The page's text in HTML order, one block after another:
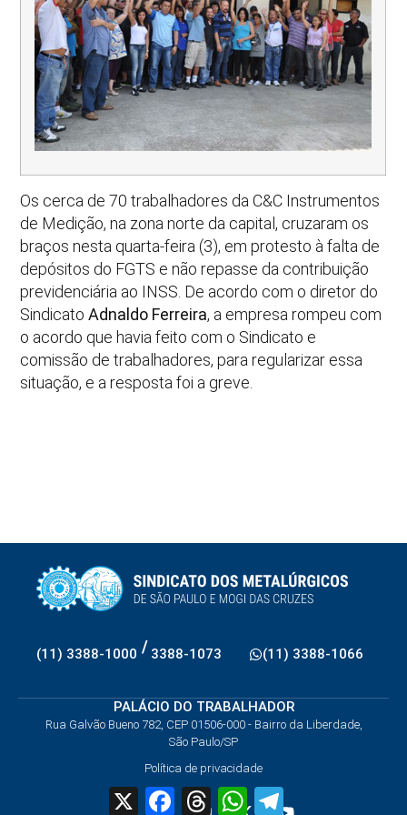
Os cerca de 70 trabalhadores da C&C Instrumentos
de Medição, na zona norte da capital, cruzaram os
braços nesta quarta-feira (3), em protesto à falta de
depósitos do FGTS e não repasse da contribuição
previdenciária ao INSS. De acordo com o diretor do
SindicatoAdnaldo Ferreira, a empresa rompeu com
o acordo que havia feito com o Sindicato e
comissão de trabalhadores, para regularizar essa
situação, e a resposta foi a greve.
(11) 3388-1000 / 3388-1073 (11) 3388-1066
PALÁCIO DO TRABALHADOR
Rua Galvão Bueno 782, CEP 01506-000 - Bairro da Liberdade,
São Paulo/SP
Política de privacidade
X FacebookThreadsWhatsApp